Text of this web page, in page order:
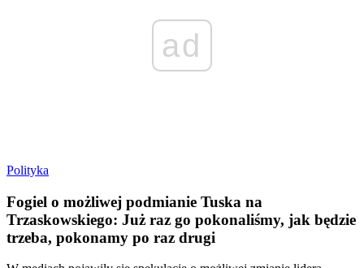
ad
Polityka
Fogiel o możliwej podmianie Tuska na
Trzaskowskiego: Już raz go pokonaliśmy, jak będzie
trzeba, pokonamy po raz drugi